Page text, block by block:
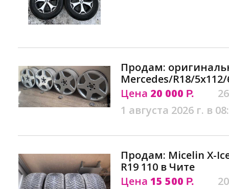
Продам:
Mercedes/R18/
Цена 20 000 Р.
1 августа 2026 г. в
Продам: Micelin X-
R19 110 в Чите
Цена 15 500 Р.